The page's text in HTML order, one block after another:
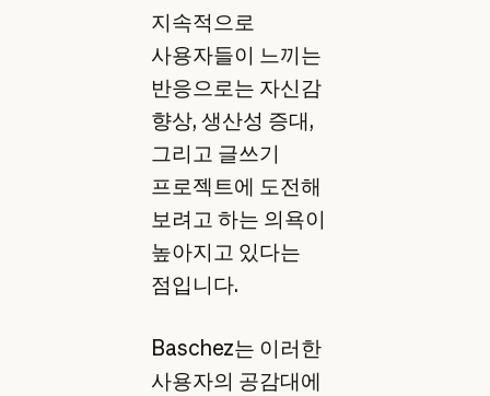
지속적으로
사용자들이 느끼는
반응으로는 자신감
향상, 생산성 증대,
그리고 글쓰기
프로젝트에 도전해
보려고 하는 의욕이
높아지고 있다는
점입니다.
Baschez는 이러한
사용자의 공감대에